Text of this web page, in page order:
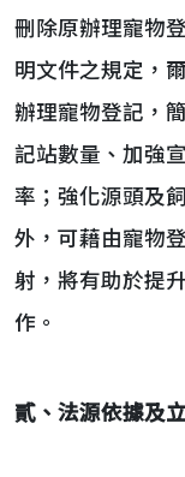
刪除原辦理寵物
明文件之規定，
辦理寵物登記，
記站數量、加強
率；強化源頭及
外，可藉由寵物
射，將有助於提
作。
貳、法源依據及